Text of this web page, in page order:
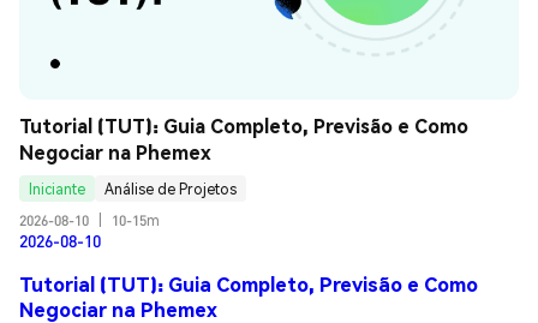
Tutorial (TUT): Guia Completo, Previsão e Como
Negociar na Phemex
Iniciante
Análise de Projetos
2026-08-10
10-15m
2026-08-10
Tutorial (TUT): Guia Completo, Previsão e Como
Negociar na Phemex